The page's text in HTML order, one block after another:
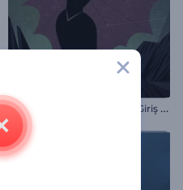
Ü
rkütücü Cadılar Bayramı Giriş Videosu